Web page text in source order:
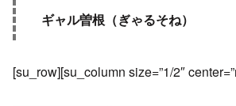
ギャル曽根（ぎゃるそね）
[su_row][su_column size=”1/2″